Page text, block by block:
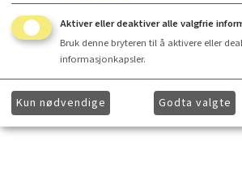
Aktiver eller deaktiver alle valgfrie
Bruk denne bryteren til å aktivere eller
informasjonkapsler.
Kun nødvendige Godta valgte